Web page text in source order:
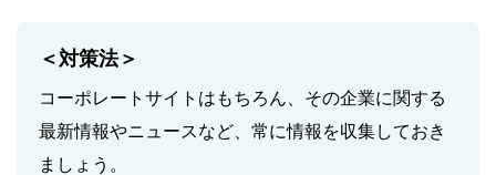
＜対策法＞
コーポレートサイトはもちろん、その企業に関する
最新情報やニュースなど、常に情報を収集しておき
ましょう。